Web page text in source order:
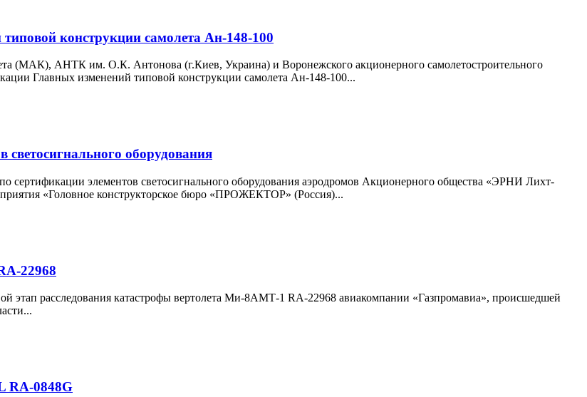
конструкции самолета Ан-148-100
(МАК), АНТК им. О.К. Антонова (г.Киев, Украина) и Воронежского акционерного самолетостроительного
Главных изменений типовой конструкции самолета Ан-148-100...
оборудования
сертификации элементов светосигнального оборудования аэродромов Акционерного общества «ЭРНИ Лихт-
«Головное конструкторское бюро «ПРОЖЕКТОР» (Россия)...
22968
этап расследования катастрофы вертолета Ми-8АМТ-1 RA-22968 авиакомпании «Газпромавиа», происшедшей
RA-0848G